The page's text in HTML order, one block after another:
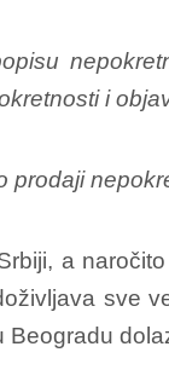
i
prodaji
a
sve
Beogradu